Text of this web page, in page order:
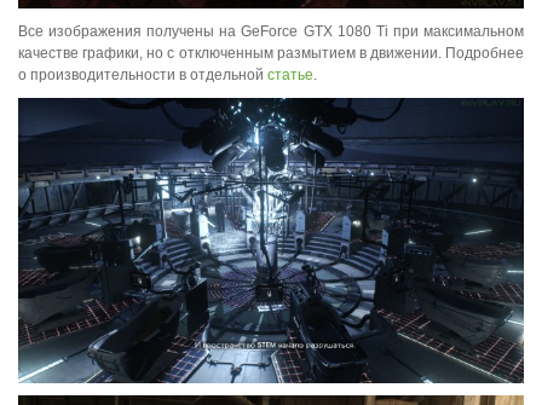
Все изображения получены на GeForce GTX 1080 Ti при максимальном
качестве графики, но с отключенным размытием в движении. Подробнее
о производительности в отдельной статье.